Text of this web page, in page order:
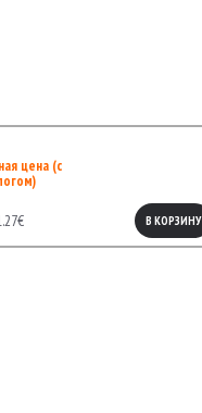
цена (с
В КОРЗИНУ